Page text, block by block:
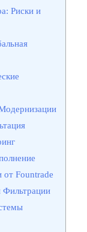
Риски и
Fountrade